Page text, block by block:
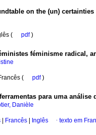
on the (un)
( pdf)
féminisme radical,
( pdf)
ferramentas para uma análise
Danièle
Francês Inglês · texto em